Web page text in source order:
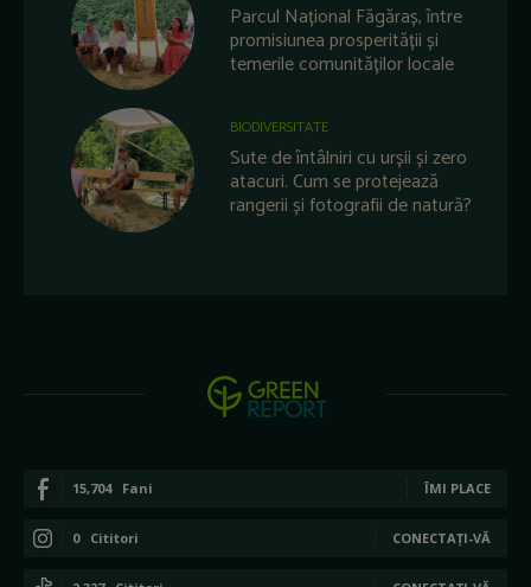
Parcul Național Făgăraș, între
promisiunea prosperității și
temerile comunităților locale
BIODIVERSITATE
Sute de întâlniri cu urșii și zero
atacuri. Cum se protejează
rangerii și fotografii de natură?
15,704 Fani ÎMI PLACE
0 Cititori CONECTAȚI-VĂ